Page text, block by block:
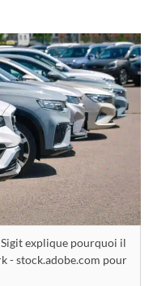
explique pourquoi il
- stock.adobe.com pour